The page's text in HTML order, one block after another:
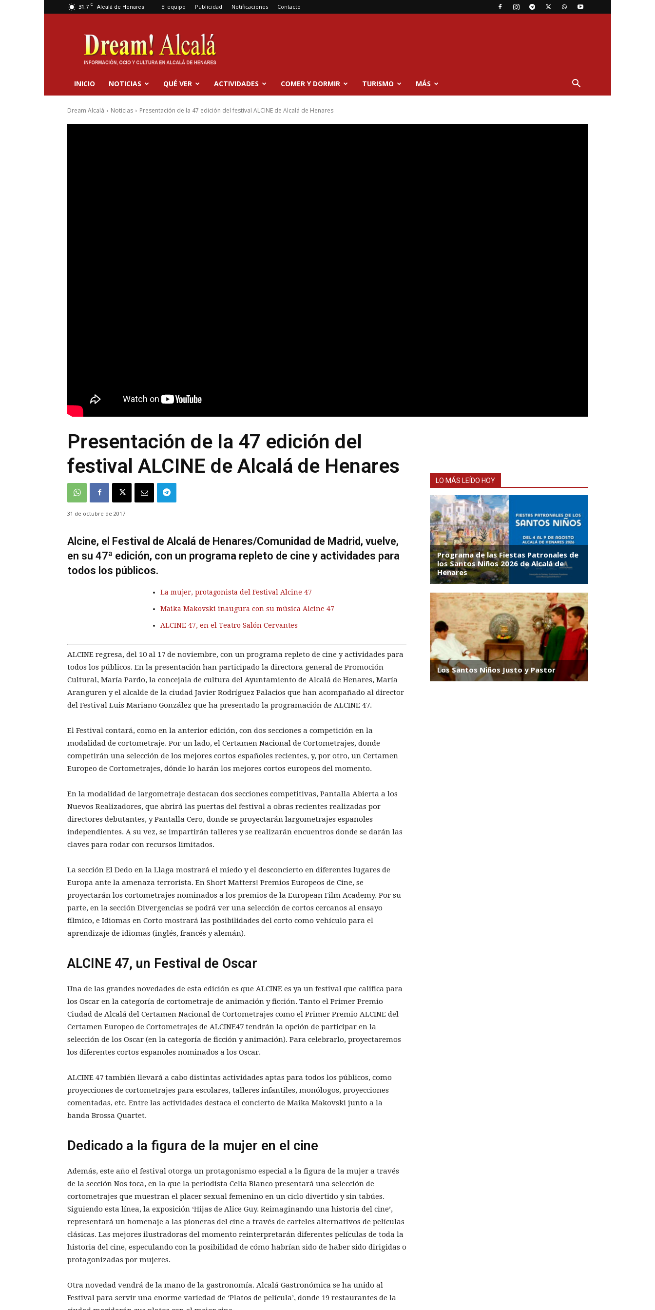
31.7 C Alcalá de Henares El equipo Publicidad Notificaciones Contacto
Dream
Alcalá
INICIO NOTICIAS QUÉ VER ACTIVIDADES COMER Y DORMIR TURISMO MÁS
Dream Alcalá Noticias Presentación de la 47 edición del festival ALCINE de Alcalá de Henares
Presentación de la 47 edición del
festival ALCINE de Alcalá de Henares
31 de octubre de 2017
Alcine, el Festival de Alcalá de Henares/Comunidad de Madrid, vuelve,
en su 47ª edición, con un programa repleto de cine y actividades para
todos los públicos.
La mujer, protagonista del Festival Alcine 47
Maika Makovski inaugura con su música Alcine 47
ALCINE 47, en el Teatro Salón Cervantes
ALCINE regresa, del 10 al 17 de noviembre, con un programa repleto de cine y actividades para
todos los públicos. En la presentación han participado la directora general de Promoción
Cultural, María Pardo, la concejala de cultura del Ayuntamiento de Alcalá de Henares, María
Aranguren y el alcalde de la ciudad Javier Rodríguez Palacios que han acompañado al director
del Festival Luis Mariano González que ha presentado la programación de ALCINE 47.
El Festival contará, como en la anterior edición, con dos secciones a competición en la
modalidad de cortometraje. Por un lado, el Certamen Nacional de Cortometrajes, donde
competirán una selección de los mejores cortos españoles recientes, y, por otro, un Certamen
Europeo de Cortometrajes, dónde lo harán los mejores cortos europeos del momento.
En la modalidad de largometraje destacan dos secciones competitivas, Pantalla Abierta a los
Nuevos Realizadores, que abrirá las puertas del festival a obras recientes realizadas por
directores debutantes, y Pantalla Cero, donde se proyectarán largometrajes españoles
independientes. A su vez, se impartirán talleres y se realizarán encuentros donde se darán las
claves para rodar con recursos limitados.
La sección El Dedo en la Llaga mostrará el miedo y el desconcierto en diferentes lugares de
Europa ante la amenaza terrorista. En Short Matters! Premios Europeos de Cine, se
proyectarán los cortometrajes nominados a los premios de la European Film Academy. Por su
parte, en la sección Divergencias se podrá ver una selección de cortos cercanos al ensayo
fílmico, e Idiomas en Corto mostrará las posibilidades del corto como vehículo para el
aprendizaje de idiomas (inglés, francés y alemán).
ALCINE 47, un Festival de Oscar
Una de las grandes novedades de esta edición es que ALCINE es ya un festival que califica para
los Oscar en la categoría de cortometraje de animación y ficción. Tanto el Primer Premio
Ciudad de Alcalá del Certamen Nacional de Cortometrajes como el Primer Premio ALCINE del
Certamen Europeo de Cortometrajes de ALCINE47 tendrán la opción de participar en la
selección de los Oscar (en la categoría de ficción y animación). Para celebrarlo, proyectaremos
los diferentes cortos españoles nominados a los Oscar.
ALCINE 47 también llevará a cabo distintas actividades aptas para todos los públicos, como
proyecciones de cortometrajes para escolares, talleres infantiles, monólogos, proyecciones
comentadas, etc. Entre las actividades destaca el concierto de Maika Makovski junto a la
banda Brossa Quartet.
Dedicado a la figura de la mujer en el cine
Además, este año el festival otorga un protagonismo especial a la figura de la mujer a través
de la sección Nos toca, en la que la periodista Celia Blanco presentará una selección de
cortometrajes que muestran el placer sexual femenino en un ciclo divertido y sin tabúes.
Siguiendo esta línea, la exposición ‘Hijas de Alice Guy. Reimaginando una historia del cine’,
representará un homenaje a las pioneras del cine a través de carteles alternativos de películas
clásicas. Las mejores ilustradoras del momento reinterpretarán diferentes películas de toda la
historia del cine, especulando con la posibilidad de cómo habrían sido de haber sido dirigidas o
protagonizadas por mujeres.
Otra novedad vendrá de la mano de la gastronomía. Alcalá Gastronómica se ha unido al
Festival para servir una enorme variedad de ‘Platos de película’, donde 19 restaurantes de la
LO MÁS LEÍDO HOY